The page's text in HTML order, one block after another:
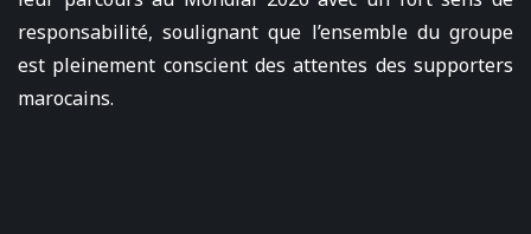
responsabilité, soulignant que l’ensemble du groupe
est pleinement conscient des attentes des supporters
marocains.